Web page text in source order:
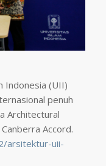
Indonesia (UII)
penuh
Architectural
Accord.
arsitektur-uii-